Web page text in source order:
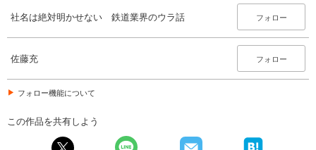
社名は絶対明かせない 鉄道業界のウラ話 フォロー
佐藤充 フォロー
フォロー機能について
この作品を共有しよう